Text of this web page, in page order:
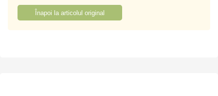
Înapoi la articolul original